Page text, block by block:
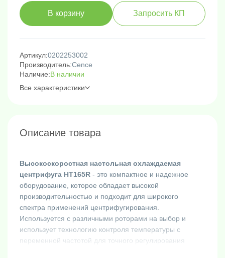
В корзину Запросить КП
Артикул:0202253002
Производитель:Cence
Наличие:В наличии
Все характеристики
Описание товара
Высокоскоростная настольная охлаждаемая
центрифуга HT165R - это компактное и надежное
оборудование, которое обладает высокой
производительностью и подходит для широкого
спектра применений центрифугирования.
Используется с различными роторами на выбор и
использует технологию контроля температуры с
переменной частотой для точного регулирования